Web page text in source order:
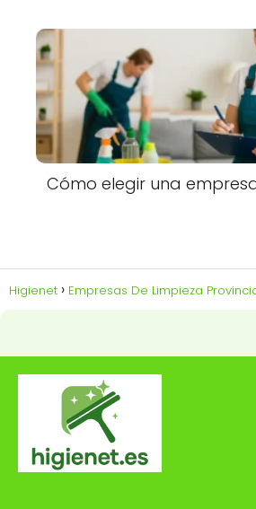
Cómo elegir una
Higienet Empresas De Limpieza